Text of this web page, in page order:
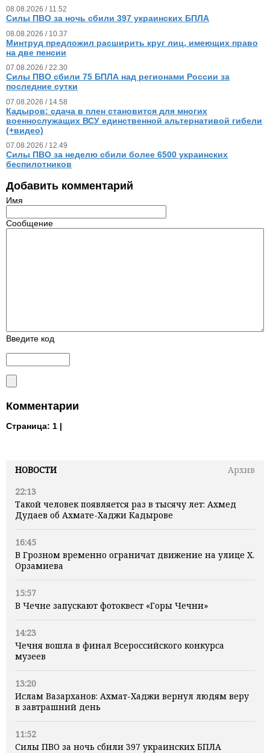
НОВОСТИ
Архив
22:13
Такой человек появляется раз в тысячу лет: Ахмед
Дудаев об Ахмате-Хаджи Кадырове
16:45
В Грозном временно ограничат движение на улице Х.
Орзамиева
15:57
В Чечне запускают фотоквест «Горы Чечни»
14:23
Чечня вошла в финал Всероссийского конкурса
музеев
13:20
Ислам Вазарханов: Ахмат-Хаджи вернул людям веру
в завтрашний день
11:52
Силы ПВО за ночь сбили 397 украинских БПЛА
08.08.2026 / 11.52
Силы ПВО за ночь сбили 397 украинских БПЛА
08.08.2026 / 10.37
Минтруд предложил расширить круг лиц, имеющих право
на две пенсии
07.08.2026 / 22.30
Силы ПВО сбили 75 БПЛА над регионами России за
последние сутки
07.08.2026 / 14.58
Кадыров: сдача в плен становится для многих
военнослужащих ВСУ единственной альтернативой гибели
(+видео)
07.08.2026 / 12.49
Силы ПВО за неделю сбили более 6500 украинских
беспилотников
Добавить комментарий
Имя
Сообщение
Введите код
Комментарии
Страница: 1 |